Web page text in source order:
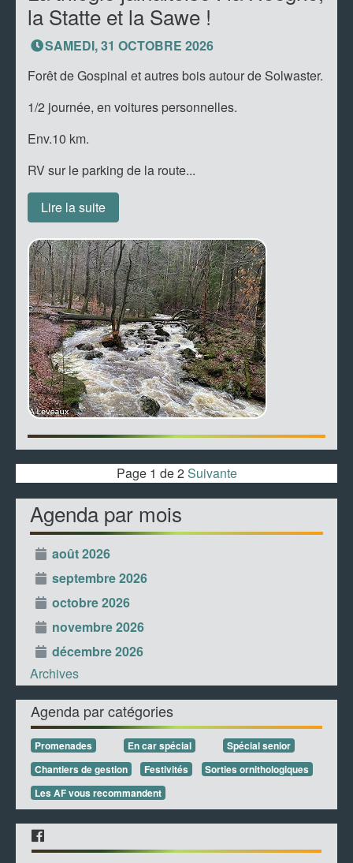
la Statte et la Sawe !
SAMEDI, 31 OCTOBRE 2026
Forêt de Gospinal et autres bois autour de Solwaster.
1/2 journée, en voitures personnelles.
Env.10 km.
RV sur le parking de la route...
Lire la suite
Page 1 de 2Suivante
Agenda par mois
août 2026
septembre 2026
octobre 2026
novembre 2026
décembre 2026
Archives
Agenda par catégories
Promenades En car spécial
Spécial senior
Chantiers de gestion
Festivités
Sorties ornithologiques
Les AF vous recommandent